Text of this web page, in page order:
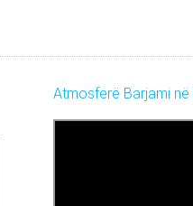
Atmosferë Barjami